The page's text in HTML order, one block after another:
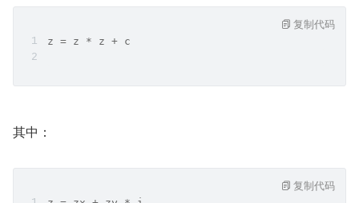
z = z * z + c
复制代码
其中：
复制代码